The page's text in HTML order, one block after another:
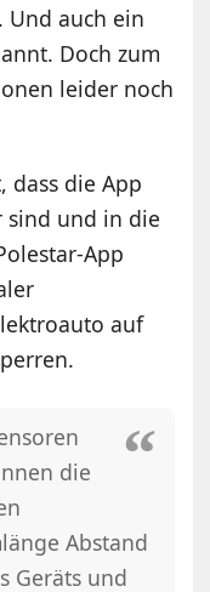
Und auch ein
Doch zum
leider noch
dass die App
sind und in die
App
auf
die
Abstand
Geräts und